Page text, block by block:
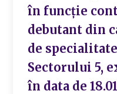
în funcție
debutant din
de
Sectorului 5,
în data de